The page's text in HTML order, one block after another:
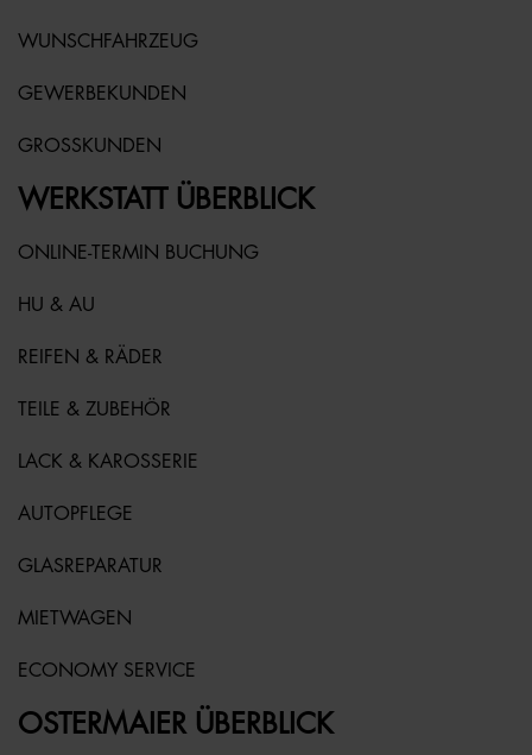
WUNSCHFAHRZEUG
GEWERBEKUNDEN
GROSSKUNDEN
WERKSTATT ÜBERBLICK
ONLINE-TERMIN BUCHUNG
HU & AU
REIFEN & RÄDER
TEILE & ZUBEHÖR
LACK & KAROSSERIE
AUTOPFLEGE
GLASREPARATUR
MIETWAGEN
ECONOMY SERVICE
OSTERMAIER ÜBERBLICK